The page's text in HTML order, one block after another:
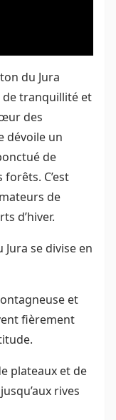
du Jura
de tranquillité et
des
dévoile un
de
C’est
de
d’hiver.
Jura se divise en
et
fièrement
plateaux et de
rives